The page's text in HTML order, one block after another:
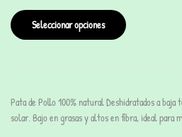
Seleccionar opciones
Pata de Pollo 100% natural Deshidratados a
solar. Bajo en grasas y altos en fibra, ideal para